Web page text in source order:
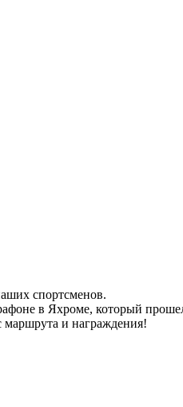
спортсменов.
в Яхроме, который
и награждения!